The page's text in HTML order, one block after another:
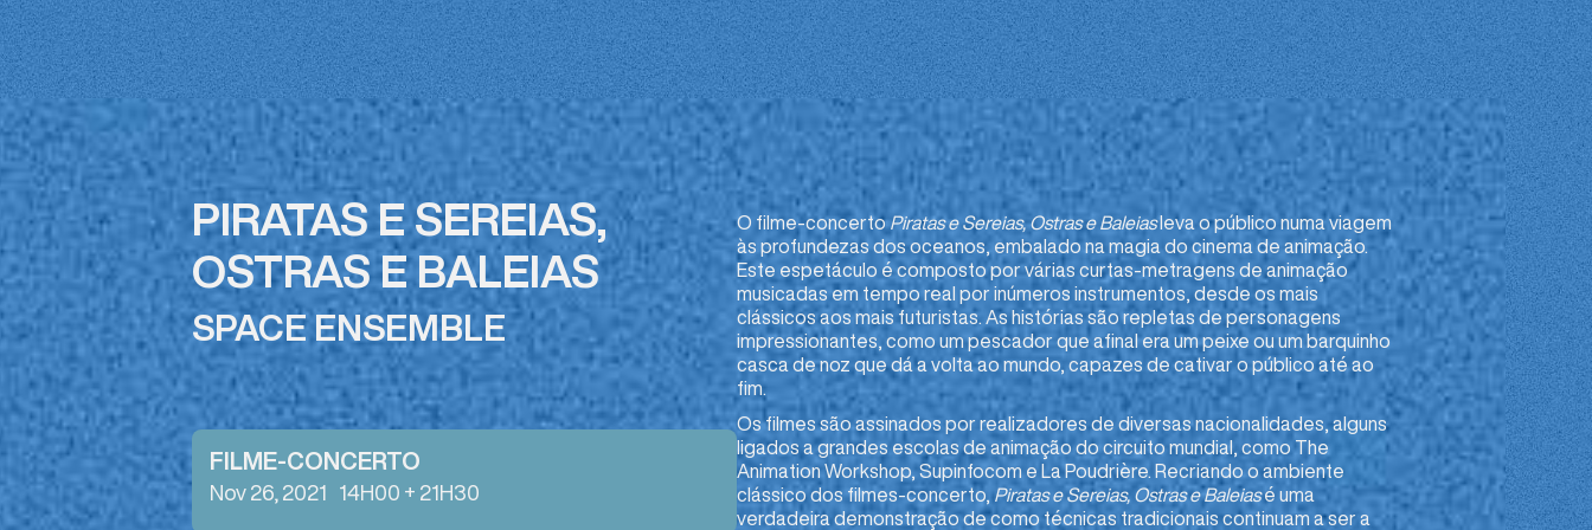
PIRATAS E SEREIAS,
OSTRAS E BALEIAS
SPACE ENSEMBLE
FILME-CONCERTO
Nov 26, 2021 14H00 + 21H30
O filme-concertoPiratas e Sereias, Ostras e Baleiasleva o público numa viagem
às profundezas dos oceanos, embalado na magia do cinema de animação.
Este espetáculo é composto por várias curtas-metragens de animação
musicadas em tempo real por inúmeros instrumentos, desde os mais
clássicos aos mais futuristas. As histórias são repletas de personagens
impressionantes, como um pescador que afinal era um peixe ou um barquinho
casca de noz que dá a volta ao mundo, capazes de cativar o público até ao
fim.
Os filmes são assinados por realizadores de diversas nacionalidades, alguns
ligados a grandes escolas de animação do circuito mundial, como The
Animation Workshop, Supinfocom e La Poudrière. Recriando o ambiente
clássico dos filmes-concerto,Piratas e Sereias, Ostras e Baleiasé uma
verdadeira demonstração de como técnicas tradicionais continuam a ser a